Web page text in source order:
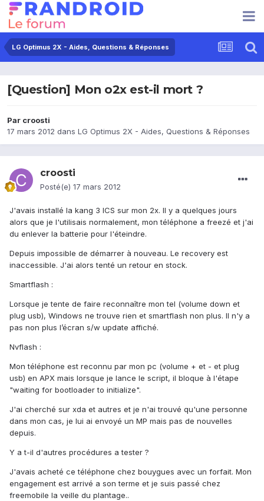
LG Optimus 2X - Aides, Questions & Réponses
[Question] Mon o2x est-il mort ?
Par croosti
17 mars 2012 dans LG Optimus 2X - Aides, Questions & Réponses
croosti
Posté(e) 17 mars 2012
J'avais installé la kang 3 ICS sur mon 2x. Il y a quelques jours
alors que je l'utilisais normalement, mon téléphone a freezé et j'ai
du enlever la batterie pour l'éteindre.
Depuis impossible de démarrer à nouveau. Le recovery est
inaccessible. J'ai alors tenté un retour en stock.
Smartflash :
Lorsque je tente de faire reconnaître mon tel (volume down et
plug usb), Windows ne trouve rien et smartflash non plus. Il n'y a
pas non plus l’écran s/w update affiché.
Nvflash :
Mon téléphone est reconnu par mon pc (volume + et - et plug
usb) en APX mais lorsque je lance le script, il bloque à l'étape
"waiting for bootloader to initialize".
J'ai cherché sur xda et autres et je n'ai trouvé qu'une personne
dans mon cas, je lui ai envoyé un MP mais pas de nouvelles
depuis.
Y a t-il d'autres procédures a tester ?
J'avais acheté ce téléphone chez bouygues avec un forfait. Mon
engagement est arrivé a son terme et je suis passé chez
freemobile la veille du plantage..